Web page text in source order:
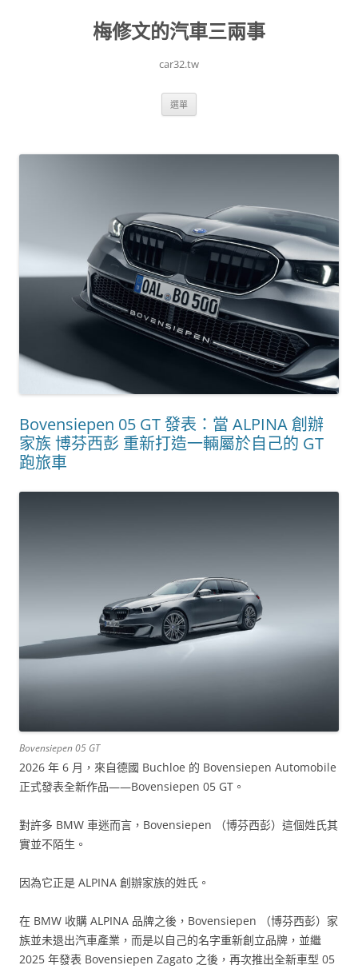
梅修文的汽車三兩事
car32.tw
選單
Bovensiepen 05 GT 發表：當 ALPINA 創辦
家族 博芬西彭 重新打造一輛屬於自己的 GT
跑旅車
Bovensiepen 05 GT
2026 年 6 月，來自德國 Buchloe 的 Bovensiepen Automobile
正式發表全新作品——Bovensiepen 05 GT。
對許多 BMW 車迷而言，Bovensiepen （博芬西彭）這個姓氏其
實並不陌生。
因為它正是 ALPINA 創辦家族的姓氏。
在 BMW 收購 ALPINA 品牌之後，Bovensiepen （博芬西彭）家
族並未退出汽車產業，而是以自己的名字重新創立品牌，並繼
2025 年發表 Bovensiepen Zagato 之後，再次推出全新車型 05